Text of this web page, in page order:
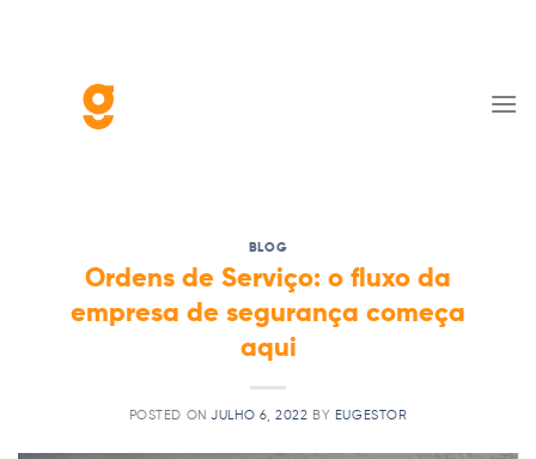
BLOG
Ordens de Serviço: o fluxo da
empresa de segurança começa
aqui
POSTED ONJULHO 6, 2022 BY EUGESTOR